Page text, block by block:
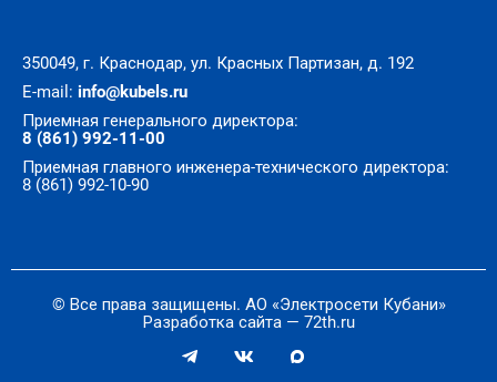
350049, г. Краснодар, ул. Красных Партизан, д. 192
E-mail: info@kubels.ru
Приемная генерального директора:
8 (861) 992-11-00
Приемная главного инженера-технического директора:
8 (861) 992-10-90
© Все права защищены. АО «Электросети Кубани»
Разработка сайта — 72th.ru